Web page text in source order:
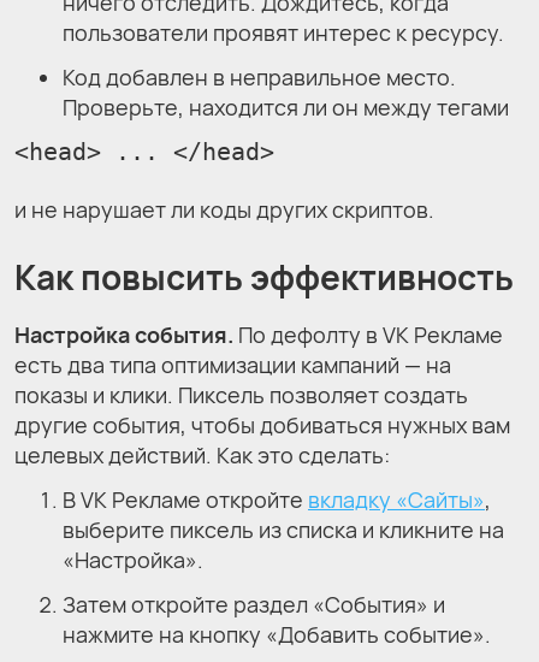
пользователи проявят интерес к ресурсу.
Код добавлен в неправильное место.
Проверьте, находится ли он между тегами
<head> ... </head>
и не нарушает ли коды других скриптов.
Как повысить эффективность
Настройка события. По дефолту в VK Рекламе
есть два типа оптимизации кампаний — на
показы и клики. Пиксель позволяет создать
другие события, чтобы добиваться нужных вам
целевых действий. Как это сделать:
В VK Рекламе откройте вкладку «Сайты»,
выберите пиксель из списка и кликните на
«Настройка».
Затем откройте раздел «События» и
нажмите на кнопку «Добавить событие».